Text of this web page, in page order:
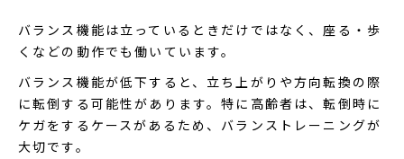
バランス機能は立っているときだけではなく、座る・歩
くなどの動作でも働いています。
バランス機能が低下すると、立ち上がりや方向転換の際
に転倒する可能性があります。特に高齢者は、転倒時に
ケガをするケースがあるため、バランストレーニングが
大切です。